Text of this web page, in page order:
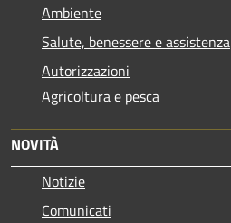
Ambiente
Salute, benessere e assistenza
Autorizzazioni
Agricoltura e pesca
NOVITÀ
Notizie
Comunicati